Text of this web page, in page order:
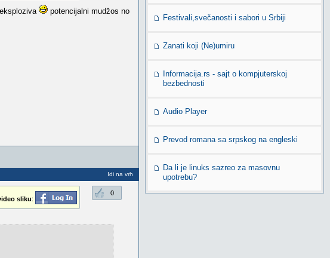
potencijalni mudžos no
Idi na vrh
0
sliku:
Festivali,svečanosti i sabori u Srbiji
Zanati koji (Ne)umiru
Informacija.rs - sajt o kompjuterskoj
bezbednosti
Audio Player
Prevod romana sa srpskog na engleski
Da li je linuks sazreo za masovnu
upotrebu?